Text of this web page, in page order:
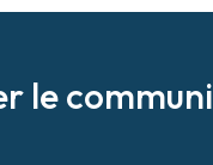
le